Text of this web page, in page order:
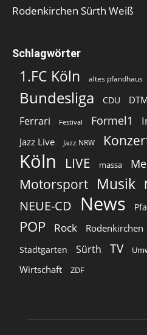
Rodenkirchen Sürth Weiß
Schlagwörter
1.FC Köln altes pfandhaus
Bundesliga CDU DTM
Ferrari Festival Formel1
Jazz Live Jazz NRW
Köln LIVE massa
Motorsport Musik
NEUE-CD
News
POP Rock Rodenkirchen
Stadtgarten Sürth TV
Wirtschaft ZDF